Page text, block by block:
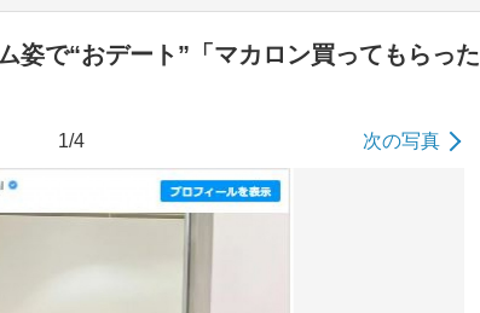
で“おデート”「マカロン買ってもらった
1/4 次の写真